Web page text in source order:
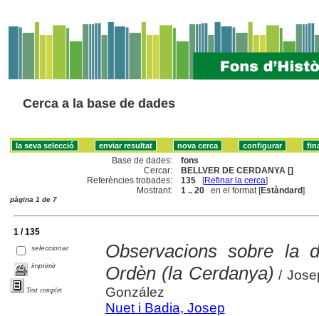
Cerca a la base de dades
Base de dades:
fons
Cercar:
BELLVER DE CERDANYA []
Referències trobades:
135 [Refinar la cerca]
Mostrant:
1 .. 20 en el format [Estàndard]
pàgina 1 de 7
1 / 135
seleccionar
imprimir
Text complet
Observacions sobre la
Ordèn (la Cerdanya) /
González
Nuet i Badia, Josep